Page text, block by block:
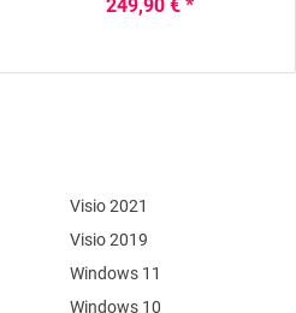
249,90 € *
Visio 2021
Visio 2019
Windows 11
Windows 10